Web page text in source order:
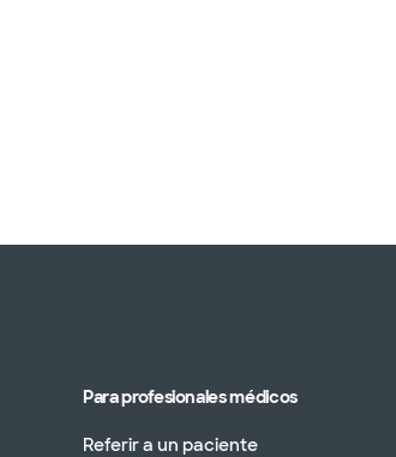
Para profesionales médicos
Referir a un paciente